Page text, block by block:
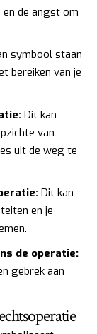
en de angst om
symbool staan
bereiken van je
Dit kan
van
uit de weg te
Dit kan
en je
de operatie:
gebrek aan